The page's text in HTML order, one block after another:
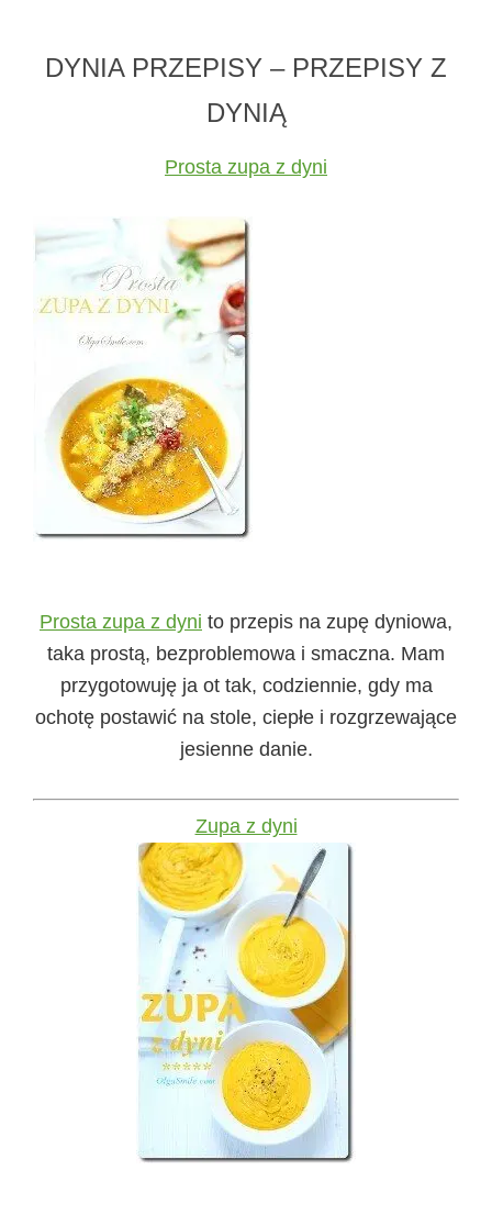
DYNIA PRZEPISY – PRZEPISY Z
DYNIĄ
Prosta zupa z dyni
Prosta zupa z dyni to przepis na zupę dyniowa,
taka prostą, bezproblemowa i smaczna. Mam
przygotowuję ja ot tak, codziennie, gdy ma
ochotę postawić na stole, ciepłe i rozgrzewające
jesienne danie.
Zupa z dyni